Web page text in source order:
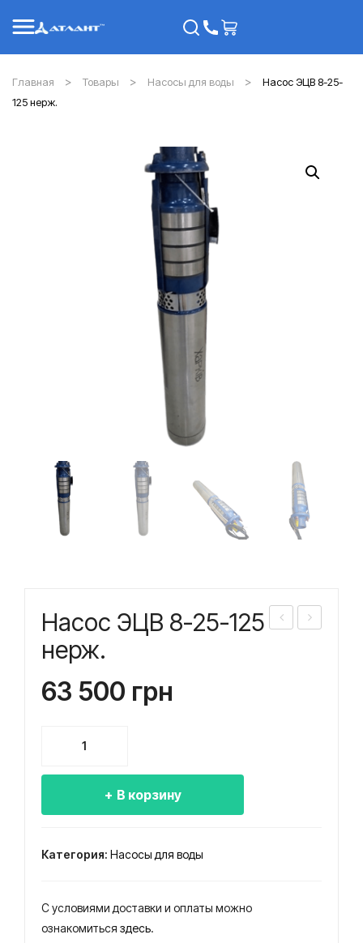
Главная Товары Насосы для воды
Насос ЭЦВ 8-25-
125 нерж.
Насос ЭЦВ 8-25-125
нерж.
63 500 грн
Насос
8-
125
В корзину
Категория: Насосы для воды
С условиями доставки и оплаты можно
ознакомиться здесь.